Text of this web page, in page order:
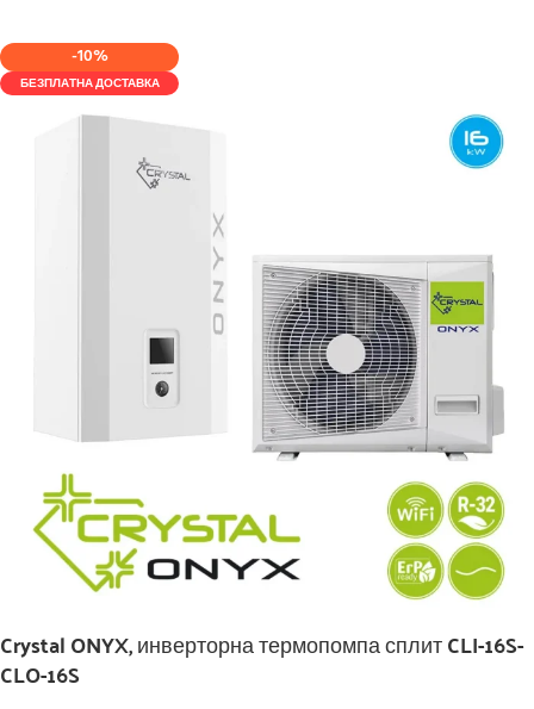
-10%
БЕЗПЛАТНА ДОСТАВКА
Crystal ONYX, инверторна термопомпа сплит CLI-16S-
CLO-16S